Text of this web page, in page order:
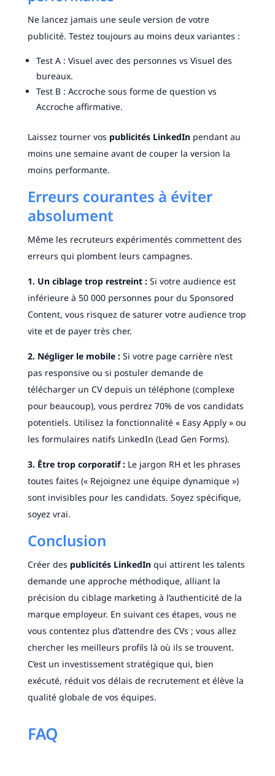
Ne lancez jamais une seule version de votre
publicité. Testez toujours au moins deux variantes :
Test A : Visuel avec des personnes vs Visuel des
bureaux.
Test B : Accroche sous forme de question vs
Accroche affirmative.
Laissez tourner vos publicités LinkedInpendant au
moins une semaine avant de couper la version la
moins performante.
Erreurs courantes à éviter
absolument
Même les recruteurs expérimentés commettent des
erreurs qui plombent leurs campagnes.
1. Un ciblage trop restreint :Si votre audience est
inférieure à 50 000 personnes pour du Sponsored
Content, vous risquez de saturer votre audience trop
vite et de payer très cher.
2. Négliger le mobile :Si votre page carrière n’est
pas responsive ou si postuler demande de
télécharger un CV depuis un téléphone (complexe
pour beaucoup), vous perdrez 70% de vos candidats
potentiels. Utilisez la fonctionnalité « Easy Apply » ou
les formulaires natifs LinkedIn (Lead Gen Forms).
3. Être trop corporatif :Le jargon RH et les phrases
toutes faites (« Rejoignez une équipe dynamique »)
sont invisibles pour les candidats. Soyez spécifique,
soyez vrai.
Conclusion
Créer des publicités LinkedInqui attirent les talents
demande une approche méthodique, alliant la
précision du ciblage marketing à l’authenticité de la
marque employeur. En suivant ces étapes, vous ne
vous contentez plus d’attendre des CVs ; vous allez
chercher les meilleurs profils là où ils se trouvent.
C’est un investissement stratégique qui, bien
exécuté, réduit vos délais de recrutement et élève la
qualité globale de vos équipes.
FAQ